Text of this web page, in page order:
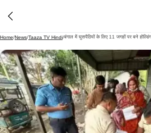
Home/News/Taaza TV Hindi/बंगाल में घुसपैठियों के लिए 11 जगहों पर बने